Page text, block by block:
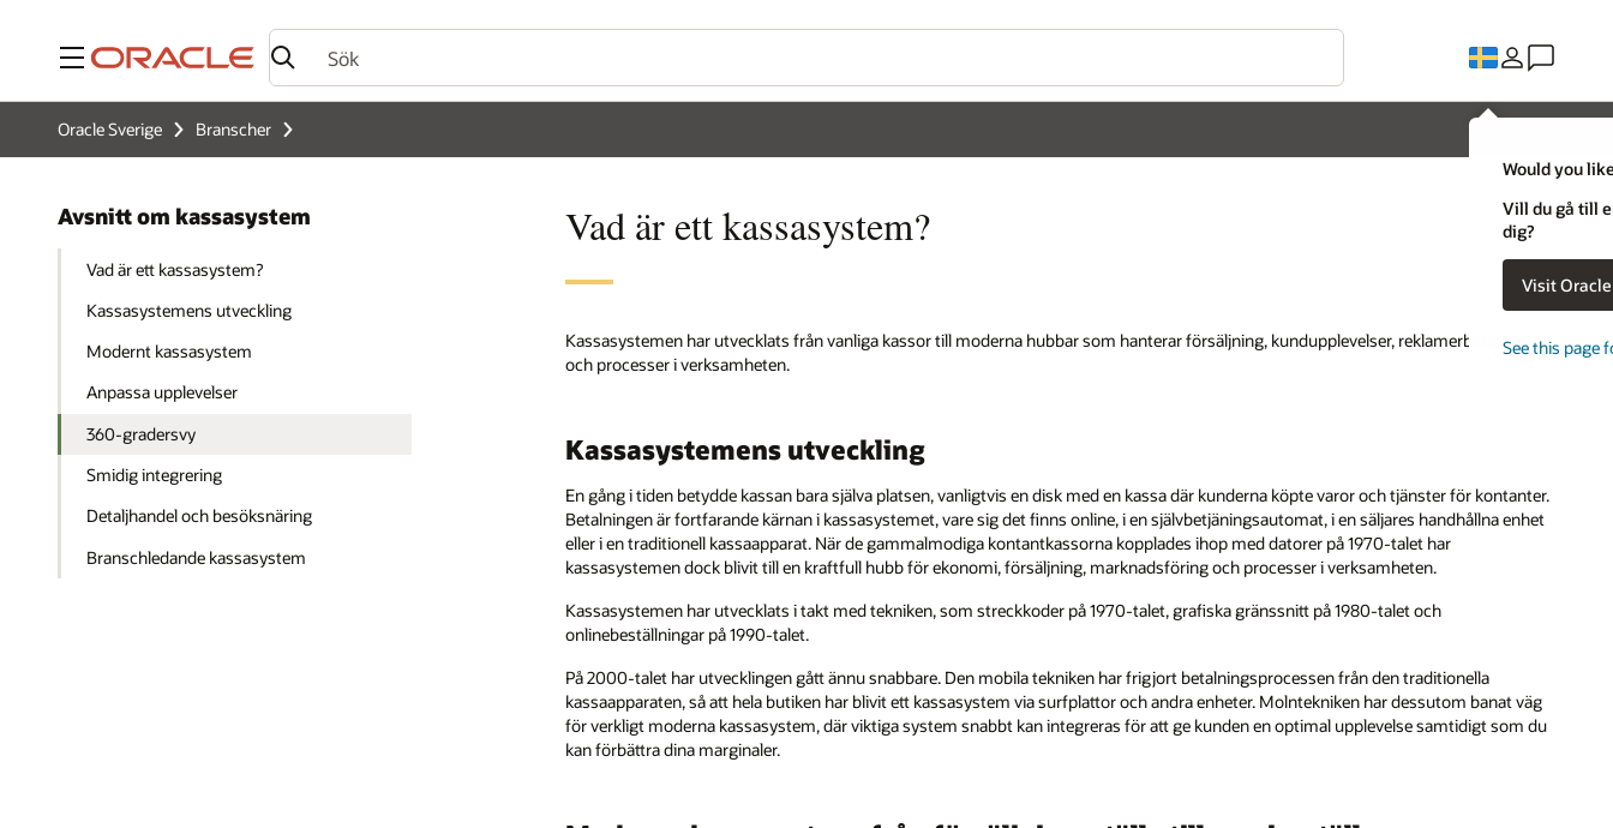
Meny
Would you
Vill du gå till
dig?
Visit
See this page
Oracle Sverige Branscher
Avsnitt om kassasystem
Vad är ett kassasystem?
Kassasystemens utveckling
Modernt kassasystem
Anpassa upplevelser
360-gradersvy
Smidig integrering
Detaljhandel och besöksnäring
Branschledande kassasystem
Vad är ett kassasystem?
Kassasystemen har utvecklats från vanliga kassor till moderna hubbar som hanterar försäljning, kundupplevelser, reklamerbjudanden
och processer i verksamheten.
Kassasystemens utveckling
En gång i tiden betydde kassan bara själva platsen, vanligtvis en disk med en kassa där kunderna köpte varor och tjänster för kontanter.
Betalningen är fortfarande kärnan i kassasystemet, vare sig det finns online, i en självbetjäningsautomat, i en säljares handhållna enhet
eller i en traditionell kassaapparat. När de gammalmodiga kontantkassorna kopplades ihop med datorer på 1970-talet har
kassasystemen dock blivit till en kraftfull hubb för ekonomi, försäljning, marknadsföring och processer i verksamheten.
Kassasystemen har utvecklats i takt med tekniken, som streckkoder på 1970-talet, grafiska gränssnitt på 1980-talet och
onlinebeställningar på 1990-talet.
På 2000-talet har utvecklingen gått ännu snabbare. Den mobila tekniken har frigjort betalningsprocessen från den traditionella
kassaapparaten, så att hela butiken har blivit ett kassasystem via surfplattor och andra enheter. Molntekniken har dessutom banat väg
för verkligt moderna kassasystem, där viktiga system snabbt kan integreras för att ge kunden en optimal upplevelse samtidigt som du
kan förbättra dina marginaler.